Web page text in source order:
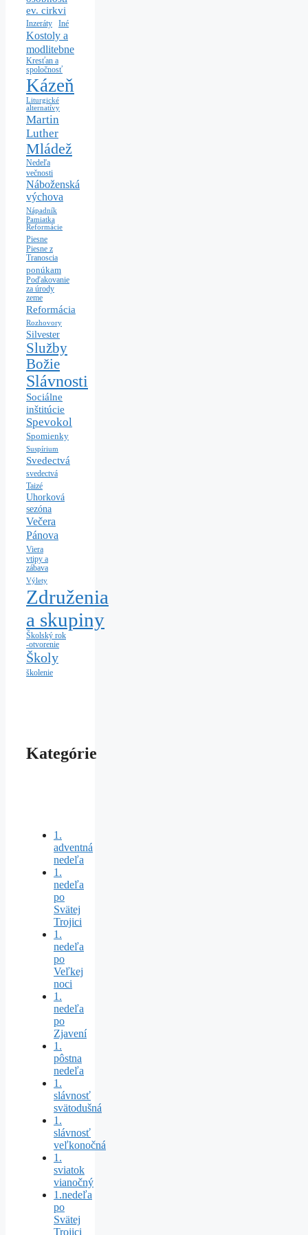
ev. cirkvi
Inzeráty Iné
Kostoly a
modlitebne
Kresťan a
spoločnosť
Kázeň
Liturgické
alternatívy
Martin
Luther
Mládež
Nedeľa
večnosti
Náboženská
výchova
Nápadník
Pamiatka
Reformácie
Piesne
Piesne z
Tranoscia
ponúkam
Poďakovanie
za úrody
zeme
Reformácia
Rozhovory
Silvester
Služby
Božie
Slávnosti
Sociálne
inštitúcie
Spevokol
Spomienky
Suspírium
Svedectvá
svedectvá
Taizé
Uhorková
sezóna
Večera
Pánova
Viera
vtipy a
zábava
Výlety
Združenia
a skupiny
Školský rok
-otvorenie
Školy
školenie
Kategórie
1.
adventná
nedeľa
1.
nedeľa
po
Svätej
Trojici
1.
nedeľa
po
Veľkej
noci
1.
nedeľa
po
Zjavení
1.
pôstna
nedeľa
1.
slávnosť
svätodušná
1.
slávnosť
veľkonočná
1.
sviatok
vianočný
1.nedeľa
po
Svätej
Trojici